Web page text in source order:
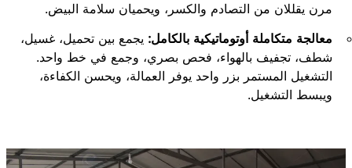
مرن يقللان من التصادم والكسر، ويحميان سلامة البيض.
معالجة متكاملة أوتوماتيكية بالكامل: يجمع بين تحميل، غسيل،
شطف، تجفيف بالهواء، فحص بصري، وجمع في خط واحد.
التشغيل المستمر بزر واحد يوفر العمالة، ويحسن الكفاءة،
ويبسط التشغيل.